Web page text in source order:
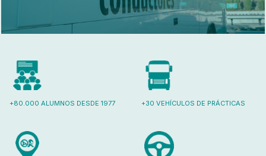
+80.000 ALUMNOS DESDE 1977 +30 VEHÍCULOS DE PRÁCTICAS